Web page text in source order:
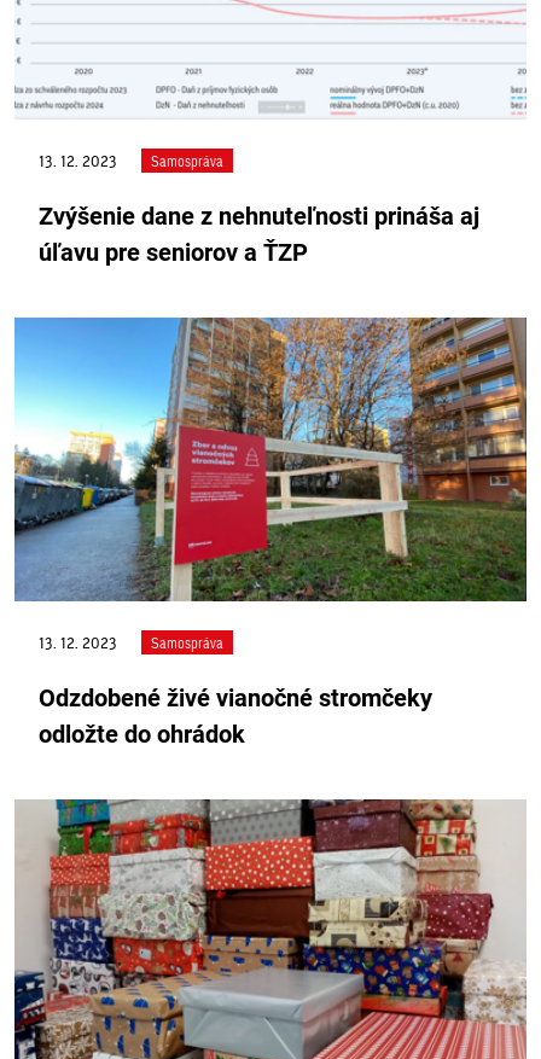
13. 12. 2023 Samospráva
Zvýšenie dane z nehnuteľnosti prináša aj
úľavu pre seniorov a ŤZP
13. 12. 2023 Samospráva
Odzdobené živé vianočné stromčeky
odložte do ohrádok